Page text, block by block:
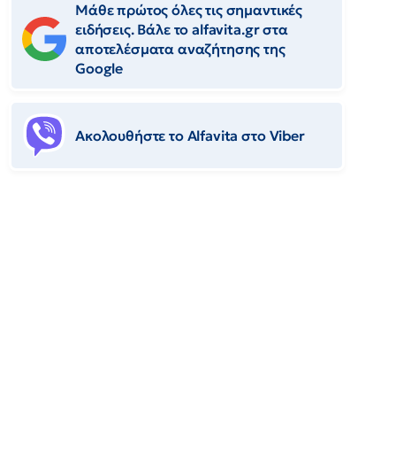
Μάθε πρώτος όλες τις σημαντικές
ειδήσεις. Βάλε το alfavita.gr στα
αποτελέσματα αναζήτησης της
Google
Ακολουθήστε το Αlfavita στο Viber